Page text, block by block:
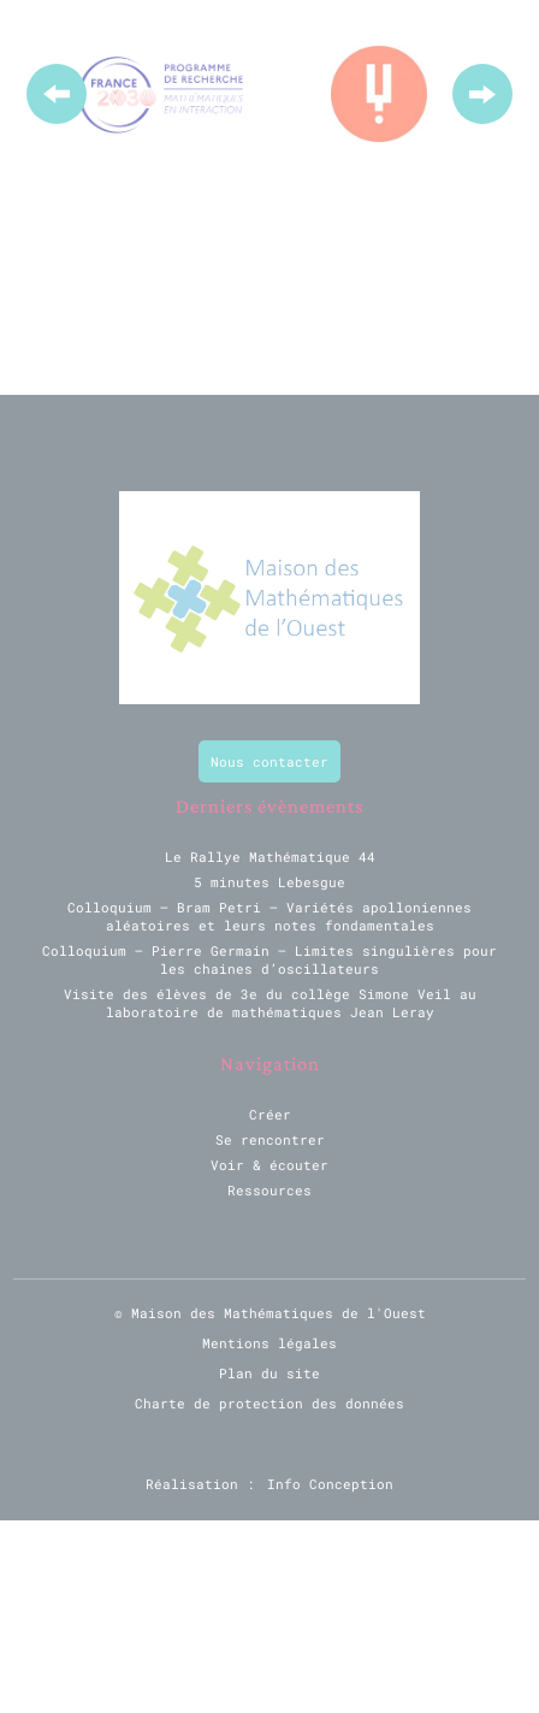
Nous contacter
Derniers évènements
Le Rallye Mathématique 44
5 minutes Lebesgue
Colloquium – Bram Petri – Variétés apolloniennes
aléatoires et leurs notes fondamentales
Colloquium – Pierre Germain – Limites singulières pour
les chaines d’oscillateurs
Visite des élèves de 3e du collège Simone Veil au
laboratoire de mathématiques Jean Leray
Navigation
Créer
Se rencontrer
Voir & écouter
Ressources
© Maison des Mathématiques de l'Ouest
Mentions légales
Plan du site
Charte de protection des données
Réalisation : Info Conception